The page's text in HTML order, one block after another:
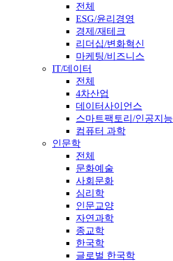
전체
ESG/윤리경영
경제/재테크
리더십/변화혁신
마케팅/비즈니스
IT/데이터
전체
4차산업
데이터사이언스
스마트팩토리/인공지능
컴퓨터 과학
인문학
전체
문화예술
사회문화
심리학
인문교양
자연과학
종교학
한국학
글로벌 한국학